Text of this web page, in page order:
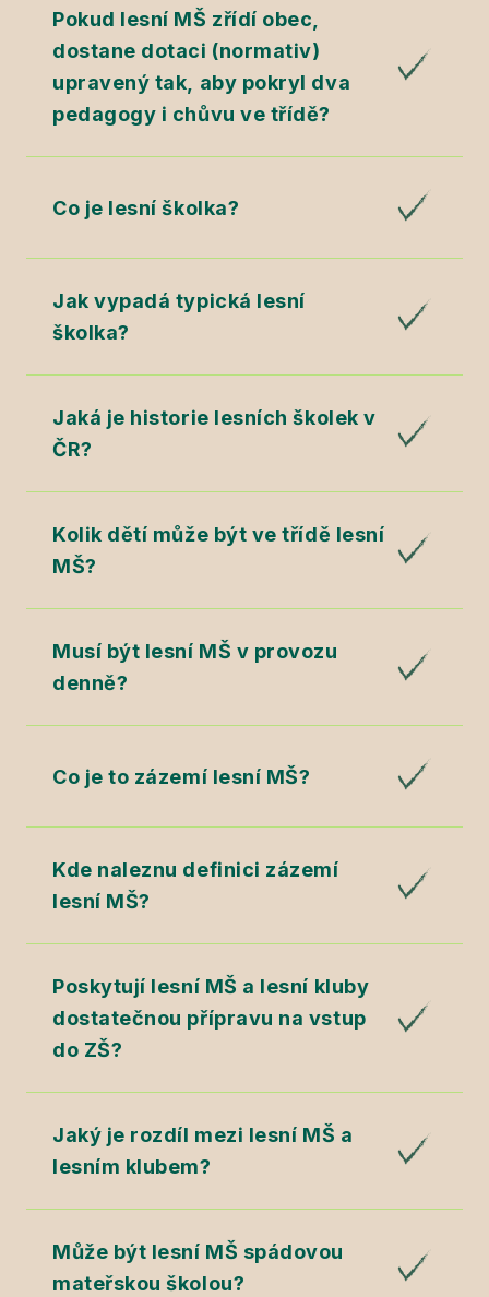
Pokud lesní MŠ zřídí obec,
dostane dotaci (normativ)
upravený tak, aby pokryl dva
pedagogy i chůvu ve třídě?
Co je lesní školka?
Jak vypadá typická lesní
školka?
Jaká je historie lesních školek v
ČR?
Kolik dětí může být ve třídě lesní
MŠ?
Musí být lesní MŠ v provozu
denně?
Co je to zázemí lesní MŠ?
Kde naleznu definici zázemí
lesní MŠ?
Poskytují lesní MŠ a lesní kluby
dostatečnou přípravu na vstup
do ZŠ?
Jaký je rozdíl mezi lesní MŠ a
lesním klubem?
Může být lesní MŠ spádovou
mateřskou školou?